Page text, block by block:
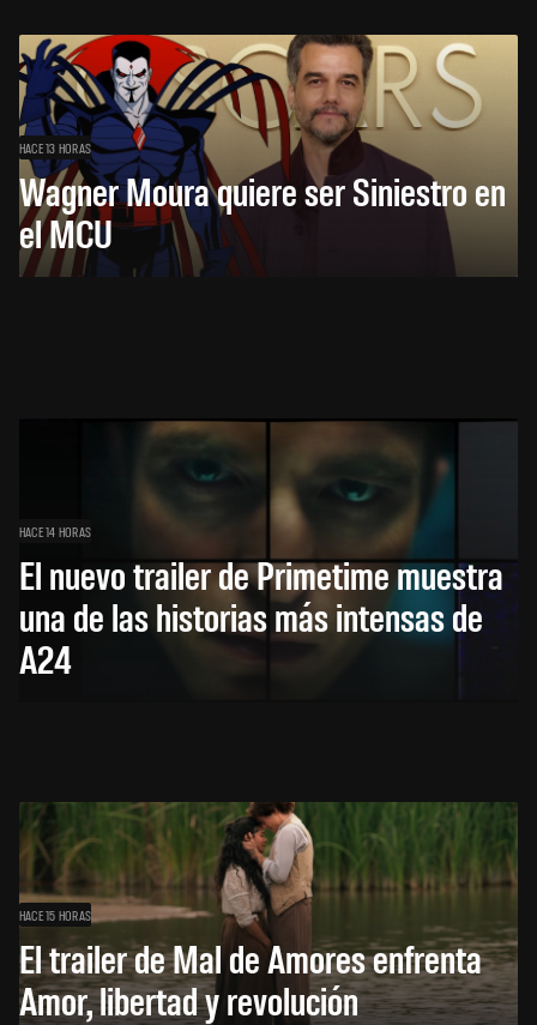
HACE 13 HORAS
Wagner Moura quiere ser Siniestro en
el MCU
HACE 14 HORAS
El nuevo trailer de Primetime muestra
una de las historias más intensas de
A24
HACE 15 HORAS
El trailer de Mal de Amores enfrenta
Amor, libertad y revolución